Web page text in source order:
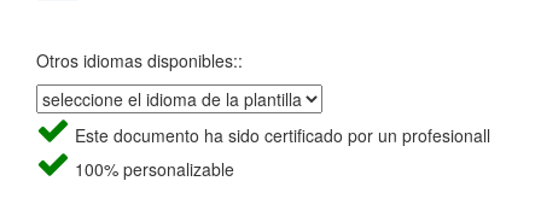
Otros idiomas disponibles::
Este documento ha sido certificado por un profesionall
100% personalizable